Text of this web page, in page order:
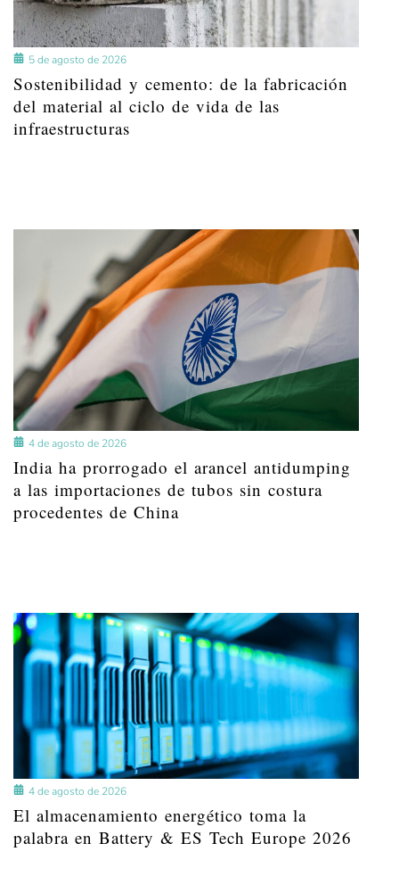
5 de agosto de 2026
Sostenibilidad y cemento: de la fabricación
del material al ciclo de vida de las
infraestructuras
4 de agosto de 2026
India ha prorrogado el arancel antidumping
a las importaciones de tubos sin costura
procedentes de China
4 de agosto de 2026
El almacenamiento energético toma la
palabra en Battery & ES Tech Europe 2026